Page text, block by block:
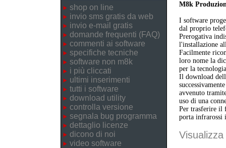
shop on line
invio sms gratis da web
invio e-mail gratis
domande frequenti (FAQ)
commenti ai software
specifiche tecniche
software non m8k
i più cliccati
ultimi inserimenti
tutti i software
download utility
controlla versione
segnala bug programma
dettaglio licenze
dicono di noi
video software
M8k
I software
dal proprio
Prerogativa
l'installazione
Facilmente
loro nome la
per la
Il download
avvenuto
uso di una
Per trasferire il
porta infrarossi